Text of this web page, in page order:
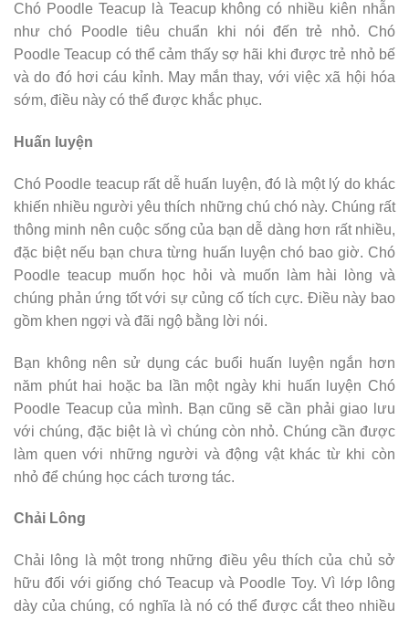
Chó Poodle Teacup là Teacup không có nhiều kiên nhẫn
như chó Poodle tiêu chuẩn khi nói đến trẻ nhỏ. Chó
Poodle Teacup có thể cảm thấy sợ hãi khi được trẻ nhỏ bế
và do đó hơi cáu kỉnh. May mắn thay, với việc xã hội hóa
sớm, điều này có thể được khắc phục.
Huấn luyện
Chó Poodle teacup rất dễ huấn luyện, đó là một lý do khác
khiến nhiều người yêu thích những chú chó này. Chúng rất
thông minh nên cuộc sống của bạn dễ dàng hơn rất nhiều,
đặc biệt nếu bạn chưa từng huấn luyện chó bao giờ. Chó
Poodle teacup muốn học hỏi và muốn làm hài lòng và
chúng phản ứng tốt với sự củng cố tích cực. Điều này bao
gồm khen ngợi và đãi ngộ bằng lời nói.
Bạn không nên sử dụng các buổi huấn luyện ngắn hơn
năm phút hai hoặc ba lần một ngày khi huấn luyện Chó
Poodle Teacup của mình. Bạn cũng sẽ cần phải giao lưu
với chúng, đặc biệt là vì chúng còn nhỏ. Chúng cần được
làm quen với những người và động vật khác từ khi còn
nhỏ để chúng học cách tương tác.
Chải Lông
Chải lông là một trong những điều yêu thích của chủ sở
hữu đối với giống chó Teacup và Poodle Toy. Vì lớp lông
dày của chúng, có nghĩa là nó có thể được cắt theo nhiều